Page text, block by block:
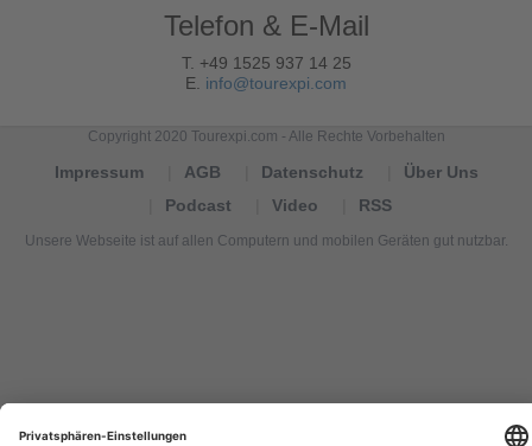
Telefon & E-Mail
T. +49 1525 937 14 25
E. info@tourexpi.com
Copyright 2020 Tourexpi.com - Alle Rechte Vorbehalten
Impressum AGB Datenschutz
Über Uns
Podcast
Video RSS
Unsere Webseite ist auf allen Computern und mobilen Geräten gut nutzbar.
noticias
de